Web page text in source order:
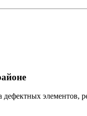
элементов,